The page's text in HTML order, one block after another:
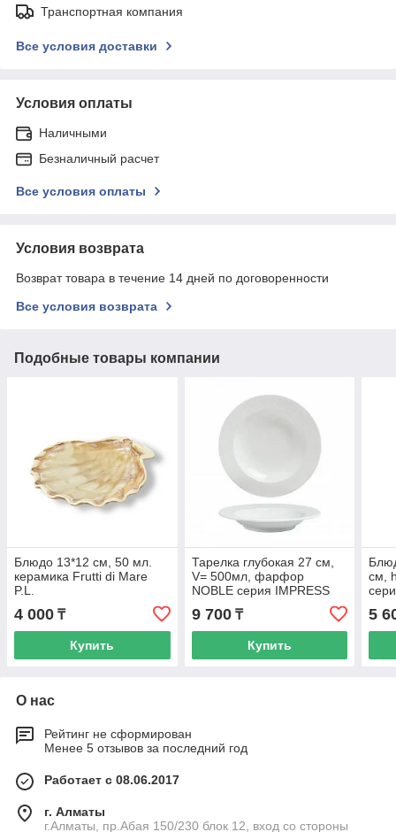
Транспортная компания
Все условия доставки
Условия оплаты
Наличными
Безналичный расчет
Все условия оплаты
Условия возврата
Возврат товара в течение 14 дней по договоренности
Все условия возврата
Подобные товары компании
Блюдо 13*12 см, 50 мл.
керамика Frutti di Mare
P.L.
4 000 ₸
Купить
Тарелка глубокая 27 см,
V= 500мл, фарфор
NOBLE серия IMPRESS
9 700₸
Купить
см,
5
О нас
Рейтинг не сформирован
Менее 5 отзывов за последний год
Работает с 08.06.2017
г. Алматы
г.Алматы, пр.Абая 150/230 блок 12, вход со стороны